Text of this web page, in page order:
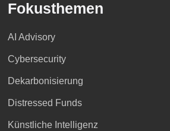
Fokusthemen
AI Advisory
Cybersecurity
Dekarbonisierung
Distressed Funds
Künstliche Intelligenz